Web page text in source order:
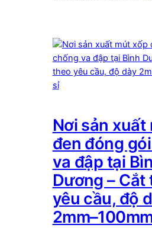
Nơi sản xuất
đen đóng
va đập tại
Dương – Cắt
yêu cầu, độ